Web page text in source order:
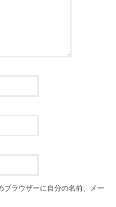
ブラウザーに自分の名前、メー